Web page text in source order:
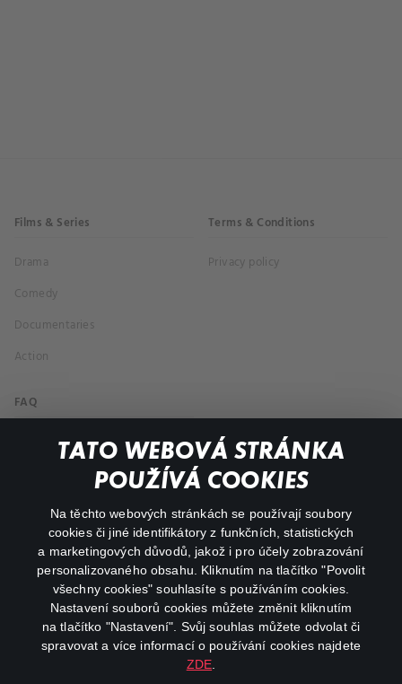
TATO WEBOVÁ STRÁNKA
POUŽÍVÁ COOKIES
Na těchto webových stránkách se používají soubory
cookies či jiné identifikátory z funkčních, statistických
a marketingových důvodů, jakož i pro účely zobrazování
personalizovaného obsahu. Kliknutím na tlačítko "Povolit
všechny cookies" souhlasíte s používáním cookies.
Nastavení souborů cookies můžete změnit kliknutím
na tlačítko "Nastavení". Svůj souhlas můžete odvolat či
spravovat a více informací o používání cookies najdete
ZDE
Films & Series
Drama
Comedy
Documentaries
Action
Terms & Conditions
Privacy policy
FAQ
My profile
facebookinstagram
youtube